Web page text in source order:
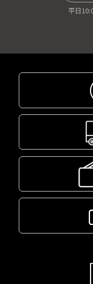
平日